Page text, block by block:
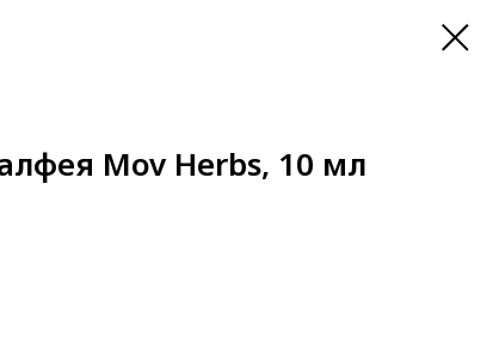
Mov Herbs, 10 мл